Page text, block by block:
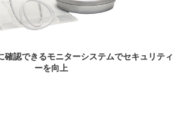
確認できるモニターシステムでセキュリティ
ーを向上